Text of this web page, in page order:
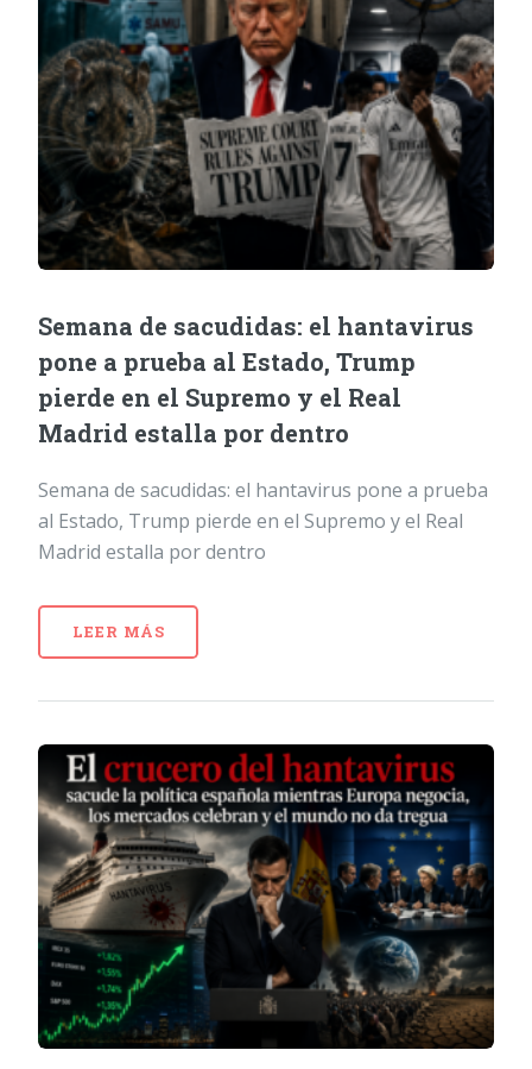
Semana de sacudidas: el hantavirus
pone a prueba al Estado, Trump
pierde en el Supremo y el Real
Madrid estalla por dentro
Semana de sacudidas: el hantavirus pone a prueba
al Estado, Trump pierde en el Supremo y el Real
Madrid estalla por dentro
LEER MÁS